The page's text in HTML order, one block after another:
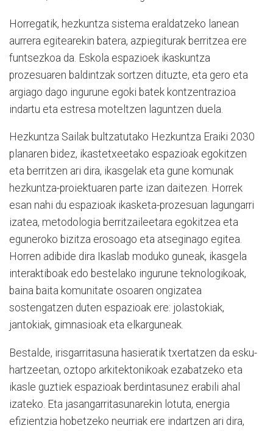
Horregatik, hezkuntza sistema eraldatzeko lanean
aurrera egitearekin batera, azpiegiturak berritzea ere
funtsezkoa da. Eskola espazioek ikaskuntza
prozesuaren baldintzak sortzen dituzte, eta gero eta
argiago dago ingurune egoki batek kontzentrazioa
indartu eta estresa moteltzen laguntzen duela.
Hezkuntza Sailak bultzatutako Hezkuntza Eraiki 2030
planaren bidez, ikastetxeetako espazioak egokitzen
eta berritzen ari dira, ikasgelak eta gune komunak
hezkuntza-proiektuaren parte izan daitezen. Horrek
esan nahi du espazioak ikasketa-prozesuan lagungarri
izatea, metodologia berritzaileetara egokitzea eta
eguneroko bizitza erosoago eta atseginago egitea.
Horren adibide dira Ikaslab moduko guneak, ikasgela
interaktiboak edo bestelako ingurune teknologikoak,
baina baita komunitate osoaren ongizatea
sostengatzen duten espazioak ere: jolastokiak,
jantokiak, gimnasioak eta elkarguneak.
Bestalde, irisgarritasuna hasieratik txertatzen da esku-
hartzeetan, oztopo arkitektonikoak ezabatzeko eta
ikasle guztiek espazioak berdintasunez erabili ahal
izateko. Eta jasangarritasunarekin lotuta, energia
efizientzia hobetzeko neurriak ere indartzen ari dira,